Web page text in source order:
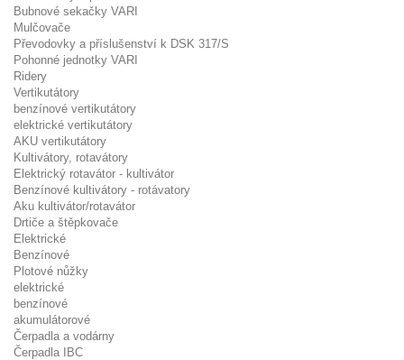
Bubnové sekačky VARI
Mulčovače
Převodovky a příslušenství k DSK 317/S
Pohonné jednotky VARI
Ridery
Vertikutátory
benzínové vertikutátory
elektrické vertikutátory
AKU vertikutátory
Kultivátory, rotavátory
Elektrický rotavátor - kultivátor
Benzínové kultivátory - rotávatory
Aku kultivátor/rotavátor
Drtiče a štěpkovače
Elektrické
Benzínové
Plotové nůžky
elektrické
benzínové
akumulátorové
Čerpadla a vodárny
Čerpadla IBC